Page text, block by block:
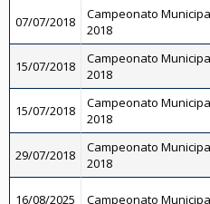
07/07/2018
Campeonato
2018
15/07/2018
Campeonato
2018
15/07/2018
Campeonato
2018
29/07/2018
Campeonato
2018
16/08/2025 Campeonato